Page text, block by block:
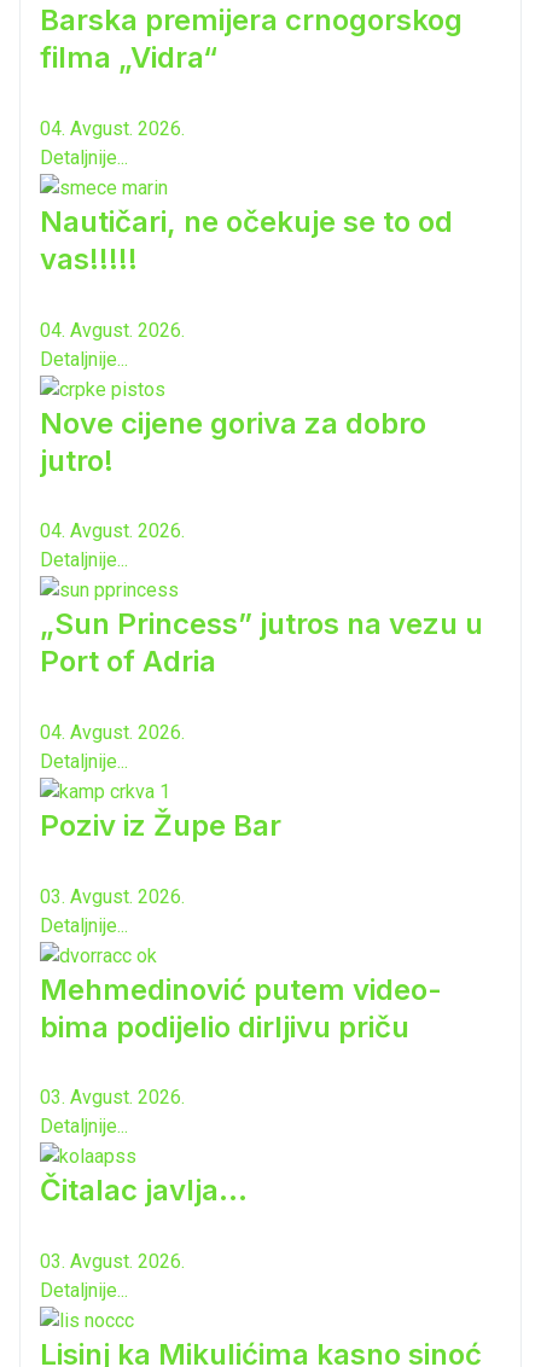
Barska premijera crnogorskog
filma „Vidra“
04. Avgust. 2026.
Detaljnije...
Nautičari, ne očekuje se to od
vas!!!!!
04. Avgust. 2026.
Detaljnije...
Nove cijene goriva za dobro
jutro!
04. Avgust. 2026.
Detaljnije...
„Sun Princess” jutros na vezu u
Port of Adria
04. Avgust. 2026.
Detaljnije...
Poziv iz Župe Bar
03. Avgust. 2026.
Detaljnije...
Mehmedinović putem video-
bima podijelio dirljivu priču
03. Avgust. 2026.
Detaljnije...
Čitalac javlja...
03. Avgust. 2026.
Detaljnije...
Lisinj ka Mikulićima kasno sinoć